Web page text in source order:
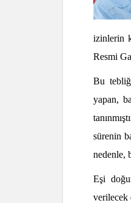
izinlerin
Resmi
Bu
yapan,
sürenin
nedenle,
Eşi
verilecek